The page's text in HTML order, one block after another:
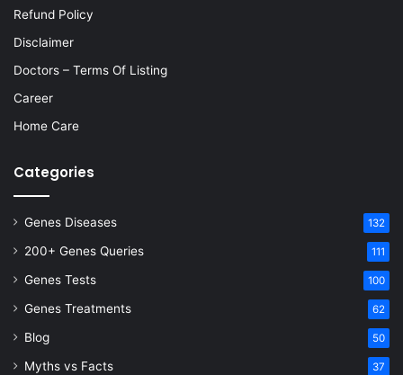
Refund Policy
Disclaimer
Doctors – Terms Of Listing
Career
Home Care
Categories
Genes Diseases 132
200+ Genes Queries 111
Genes Tests 100
Genes Treatments 62
Blog 50
Myths vs Facts 37